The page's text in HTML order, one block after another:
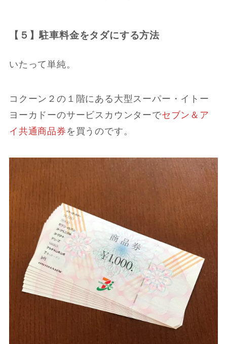
【５】駐車料金をタダにする方法
いたって単純。
コクーン２の１階にある大型スーパー・イトー
ヨーカドーのサービスカウンターでセブン＆ア
イ共通商品券 を買うのです。